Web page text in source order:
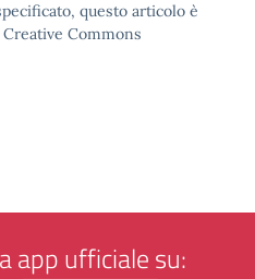
questo articolo è
Commons
app ufficiale su: